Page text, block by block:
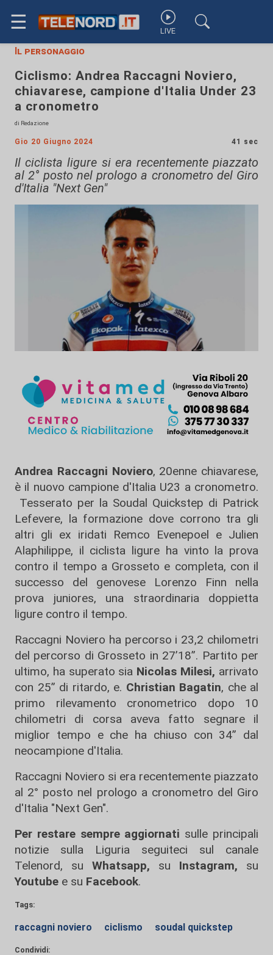
☰ LIVE
Il personaggio
Ciclismo: Andrea Raccagni Noviero,
chiavarese, campione d'Italia Under 23
a cronometro
di Redazione
Gio 20 Giugno 2024 41 sec
Il ciclista ligure si era recentemente piazzato
al 2° posto nel prologo a cronometro del Giro
d'Italia "Next Gen"
Andrea Raccagni Noviero, 20enne chiavarese,
è il nuovo campione d'Italia U23 a cronometro.
Tesserato per la Soudal Quickstep di Patrick
Lefevere, la formazione dove corrono tra gli
altri gli ex iridati Remco Evenepoel e Julien
Alaphilippe, il ciclista ligure ha vinto la prova
contro il tempo a Grosseto e completa, con il
successo del genovese Lorenzo Finn nella
prova juniores, una straordinaria doppietta
ligure contro il tempo.
Raccagni Noviero ha percorso i 23,2 chilometri
del percorso di Grosseto in 27’18”. Partito per
ultimo, ha superato sia Nicolas Milesi, arrivato
con 25” di ritardo, e. Christian Bagatin, che al
primo rilevamento cronometrico dopo 10
chilometri di corsa aveva fatto segnare il
miglior tempo e che ha chiuso con 34” dal
neocampione d'Italia.
Raccagni Noviero si era recentemente piazzato
al 2° posto nel prologo a cronometro del Giro
d'Italia "Next Gen".
Per restare sempre aggiornati sulle principali
notizie sulla Liguria seguiteci sul canale
Telenord, su
Whatsapp, su Instagram, su
Youtube e su Facebook.
Tags:
raccagni noviero ciclismo soudal quickstep
Condividi: